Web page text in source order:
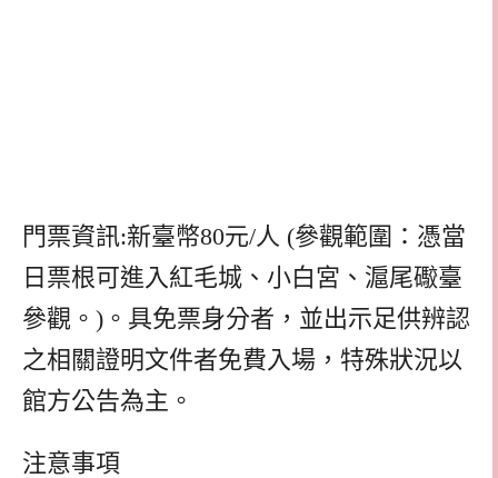
門票資訊:新臺幣80元/人 (參觀範圍：憑當
日票根可進入紅毛城、小白宮、滬尾礮臺
參觀。)。具免票身分者，並出示足供辨認
之相關證明文件者免費入場，特殊狀況以
館方公告為主。
注意事項